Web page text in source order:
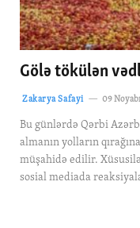
Gölə tökülən
Zakarya Safayi 09
Bu günlərdə Qərbi
almanın yolların
müşahidə edilir.
sosial mediada